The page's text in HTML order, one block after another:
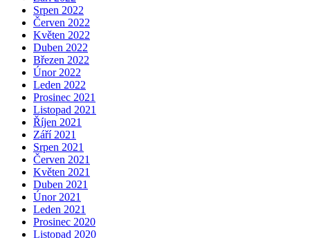
Srpen 2022
Červen 2022
Květen 2022
Duben 2022
Březen 2022
Únor 2022
Leden 2022
Prosinec 2021
Listopad 2021
Říjen 2021
Září 2021
Srpen 2021
Červen 2021
Květen 2021
Duben 2021
Únor 2021
Leden 2021
Prosinec 2020
Listopad 2020